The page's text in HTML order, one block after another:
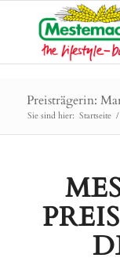
Preisträgerin:
Sie sind hier: Startseite /